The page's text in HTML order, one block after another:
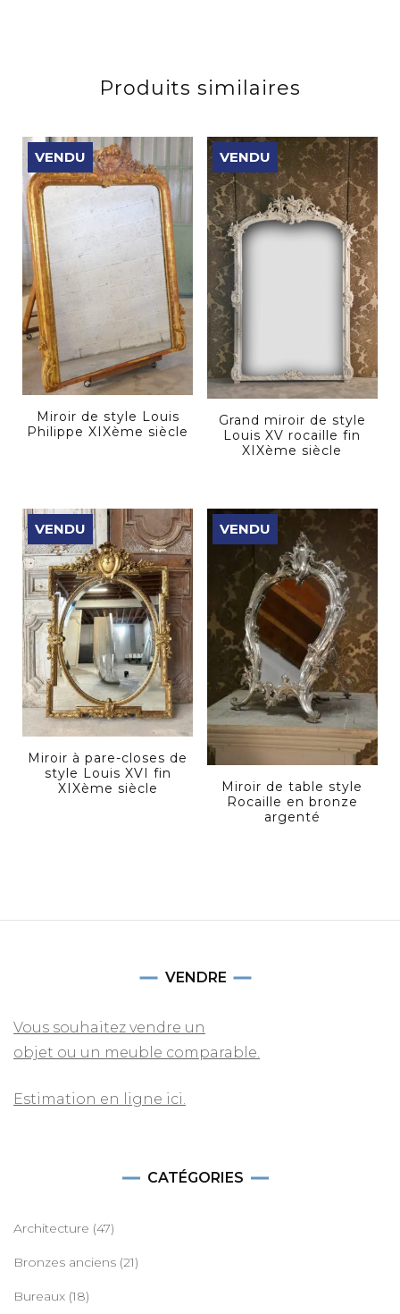
Produits similaires
VENDU
Miroir de style Louis
Philippe XIXème siècle
VENDU
Grand miroir de style
Louis XV rocaille fin
XIXème siècle
VENDU
Miroir à pare-closes de
style Louis XVI fin
XIXème siècle
VENDU
Miroir de table style
Rocaille en bronze
argenté
VENDRE
Vous souhaitez vendre un
objet ou un meuble comparable.
Estimation en ligne ici.
CATÉGORIES
Architecture (47)
Bronzes anciens (21)
Bureaux (18)